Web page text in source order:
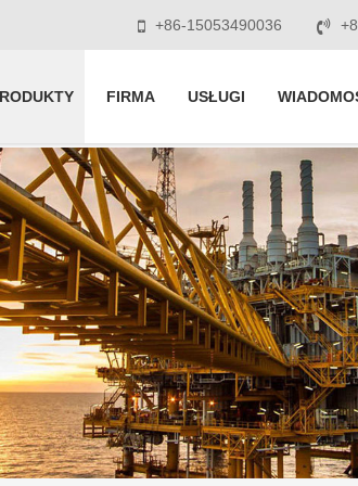
+86-15053490036
FIRMA USŁUGI